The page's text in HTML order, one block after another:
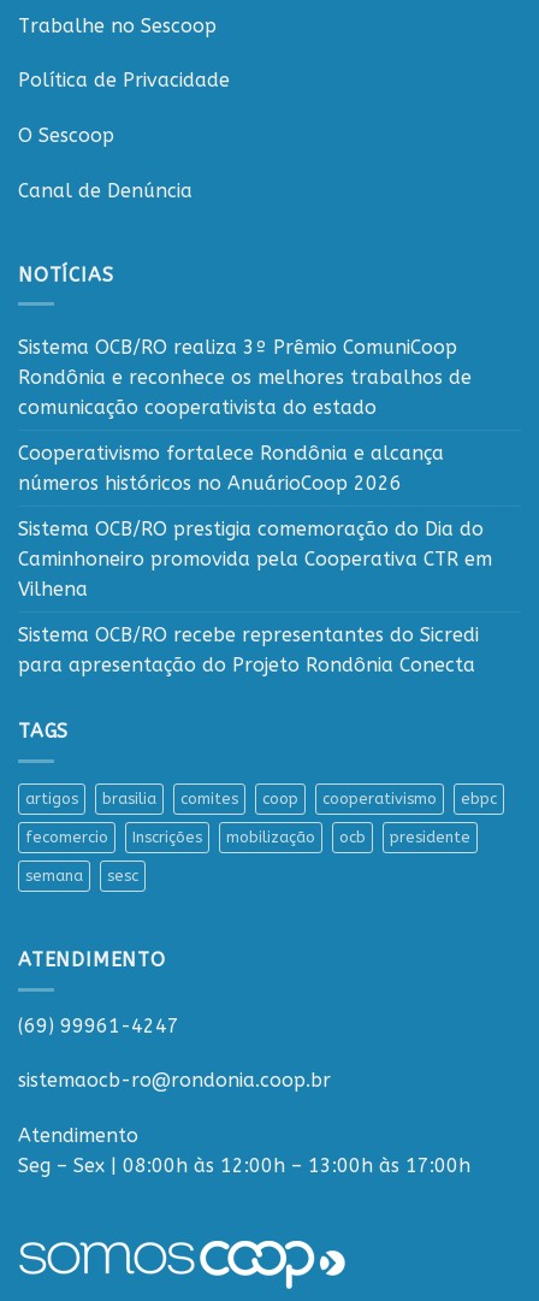
Trabalhe no Sescoop
Política de Privacidade
O Sescoop
Canal de Denúncia
NOTÍCIAS
Sistema OCB/RO realiza 3º Prêmio ComuniCoop
Rondônia e reconhece os melhores trabalhos de
comunicação cooperativista do estado
Cooperativismo fortalece Rondônia e alcança
números históricos no AnuárioCoop 2026
Sistema OCB/RO prestigia comemoração do Dia do
Caminhoneiro promovida pela Cooperativa CTR em
Vilhena
Sistema OCB/RO recebe representantes do Sicredi
para apresentação do Projeto Rondônia Conecta
TAGS
artigos brasilia comites coop cooperativismo ebpc
fecomercio Inscrições mobilização ocb presidente
semana sesc
ATENDIMENTO
(69) 99961-4247
sistemaocb-ro@rondonia.coop.br
Atendimento
Seg – Sex | 08:00h às 12:00h – 13:00h às 17:00h